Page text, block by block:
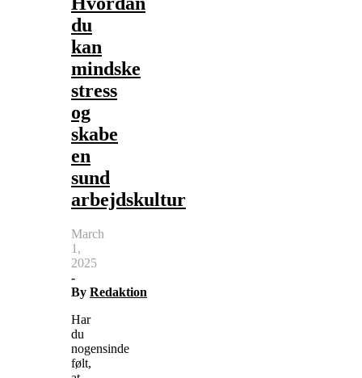
du
kan
mindske
stress
og
skabe
en
sund
arbejdskultur
March
1,
2025
-
By Redaktion
Har
du
nogensinde
følt,